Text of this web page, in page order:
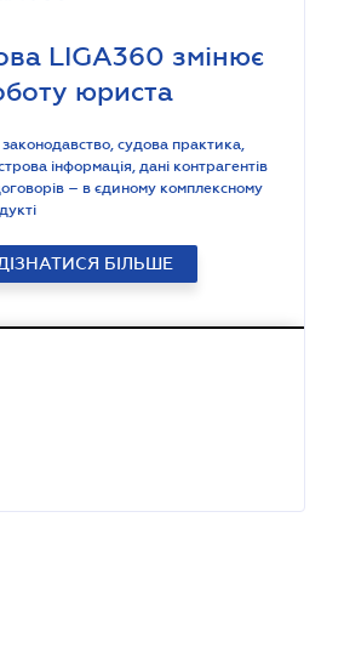
LIGA360 змінює
юриста
судова практика,
інформація, дані контрагентів
– в єдиному комплексному
БІЛЬШЕ